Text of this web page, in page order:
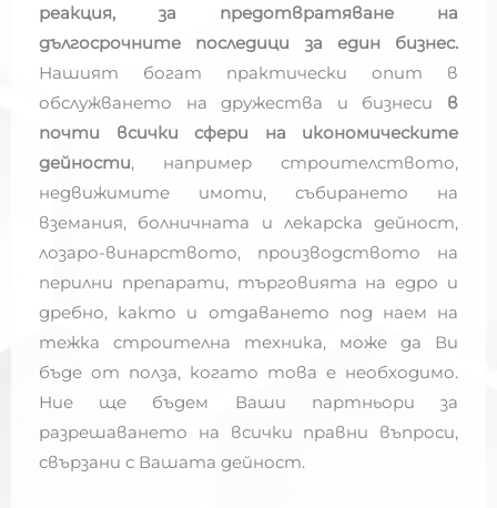
реакция, за предотвратяване на
дългосрочните последици за един бизнес.
Нашият богат практически опит в
обслужването на дружества и бизнеси в
почти всички сфери на икономическите
дейности, например строителството,
недвижимите имоти, събирането на
вземания, болничната и лекарска дейност,
лозаро-винарството, производството на
перилни препарати, търговията на едро и
дребно, както и отдаването под наем на
тежка строителна техника, може да Ви
бъде от полза, когато това е необходимо.
Ние ще бъдем Ваши партньори за
разрешаването на всички правни въпроси,
свързани с Вашата дейност.